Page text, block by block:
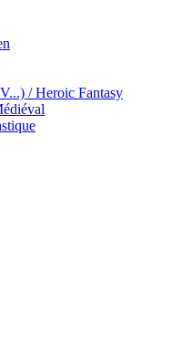
/ Heroic Fantasy